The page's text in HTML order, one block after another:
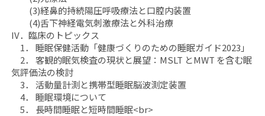
(3)経鼻的持続陽圧呼吸療法と口腔内装置
(4)舌下神経電気刺激療法と外科治療
IV．臨床のトピックス
1． 睡眠保健活動「健康づくりのための睡眠ガイド2023」
2． 客観的眠気検査の現状と展望：MSLT とMWT を含む眠
気評価法の検討
3． 活動量計測と携帯型睡眠脳波測定装置
4． 睡眠環境について
5． 長時間睡眠と短時間睡眠<br>